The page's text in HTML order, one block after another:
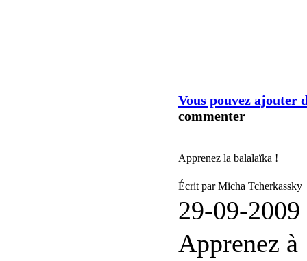
Vous pouvez ajouter
commenter
Apprenez la balalaïka !
Écrit par Micha Tcherkassky
29-09-2009
Apprenez à